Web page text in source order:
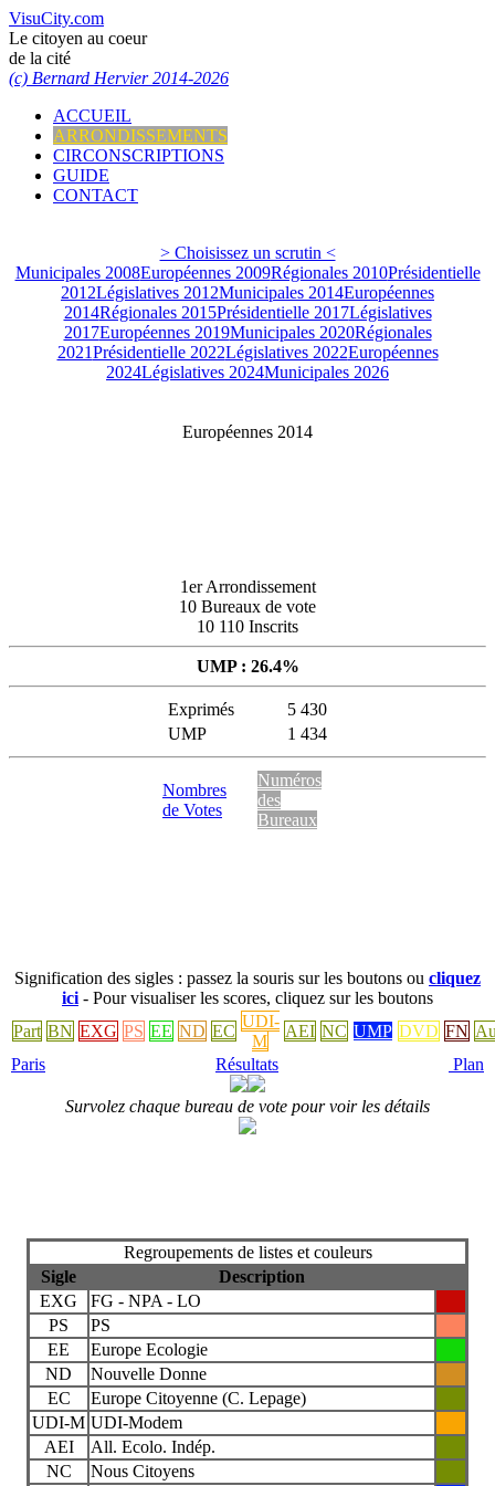
VisuCity.com
Le citoyen au coeur
de la cité
(c) Bernard Hervier 2014-2026
ACCUEIL
ARRONDISSEMENTS
CIRCONSCRIPTIONS
GUIDE
CONTACT
> Choisissez un scrutin <
Municipales 2008Européennes 2009Régionales 2010Présidentielle
2012Législatives 2012Municipales 2014Européennes
2014Régionales 2015Présidentielle 2017Législatives
2017Européennes 2019Municipales 2020Régionales
2021Présidentielle 2022Législatives 2022Européennes
2024Législatives 2024Municipales 2026
Européennes 2014
1er Arrondissement
10 Bureaux de vote
10 110 Inscrits
UMP : 26.4%
Exprimés
5 430
UMP
1 434
Nombres
de Votes
Numéros
des
Bureaux
Signification des sigles : passez la souris sur les boutons ou cliquez
ici - Pour visualiser les scores, cliquez sur les boutons
Part BN EXG PS EE ND EC
UDI-
M
AEI NC UMP DVD FN
Paris
Résultats Plan
Survolez chaque bureau de vote pour voir les détails
Regroupements de listes et couleurs
Sigle
Description
EXG
FG - NPA - LO
PS
PS
EE
Europe Ecologie
ND
Nouvelle Donne
EC
Europe Citoyenne (C. Lepage)
UDI-M UDI-Modem
AEI
All. Ecolo. Indép.
NC
Nous Citoyens